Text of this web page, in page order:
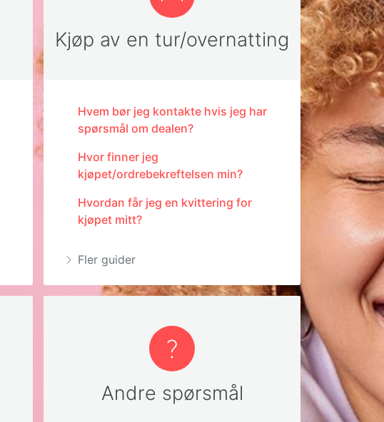
Kjøp av en tur/overnatting
Hvem bør jeg kontakte hvis jeg har
spørsmål om dealen?
Hvor finner jeg
kjøpet/ordrebekreftelsen min?
Hvordan får jeg en kvittering for
kjøpet mitt?
Fler guider
Andre spørsmål